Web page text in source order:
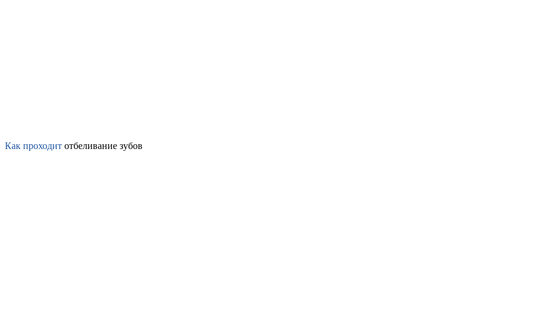
Как проходит отбеливание зубов